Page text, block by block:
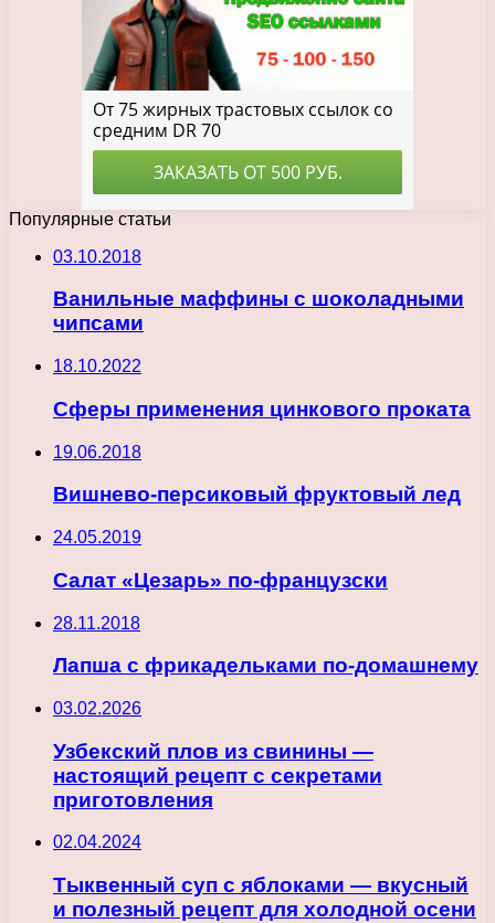
Популярные статьи
03.10.2018
Ванильные маффины с шоколадными
чипсами
18.10.2022
Сферы применения цинкового проката
19.06.2018
Вишнево-персиковый фруктовый лед
24.05.2019
Салат «Цезарь» по-французски
28.11.2018
Лапша с фрикадельками по-домашнему
03.02.2026
Узбекский плов из свинины —
настоящий рецепт с секретами
приготовления
02.04.2024
Тыквенный суп с яблоками — вкусный
и полезный рецепт для холодной осени